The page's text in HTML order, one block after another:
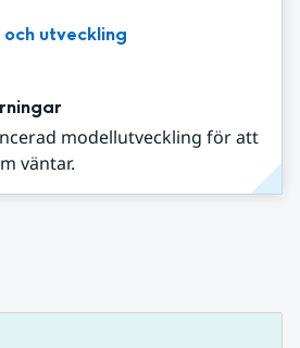
och utveckling
modellutveckling för att
väntar.